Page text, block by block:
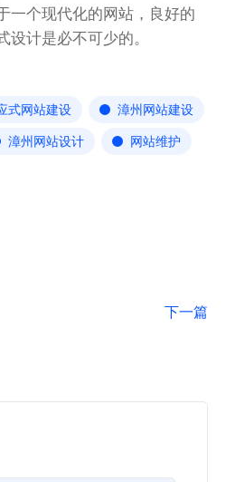
一个现代化的网站，良好的
设计是必不可少的。
式网站建设 漳州网站建设
漳州网站设计 网站维护
下一篇